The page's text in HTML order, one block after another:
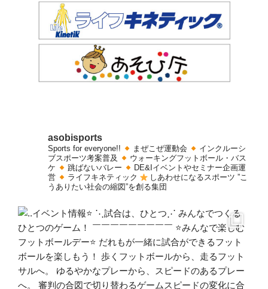
asobisports
Sports for everyone!! まぜこぜ運動会
インクルーシ
ブスポーツ考案普及
ウォーキングフットボール・バス
ケ
跳ばないバレー
DE&Iイベントやセミナー企画運
営
ライフキネティック しあわせになるスポーツ ”こ
うありたい社会の縮図”を創る集団